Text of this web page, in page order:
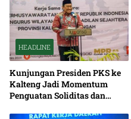
HEADLINE
Kunjungan Presiden PKS ke
Kalteng Jadi Momentum
Penguatan Soliditas dan